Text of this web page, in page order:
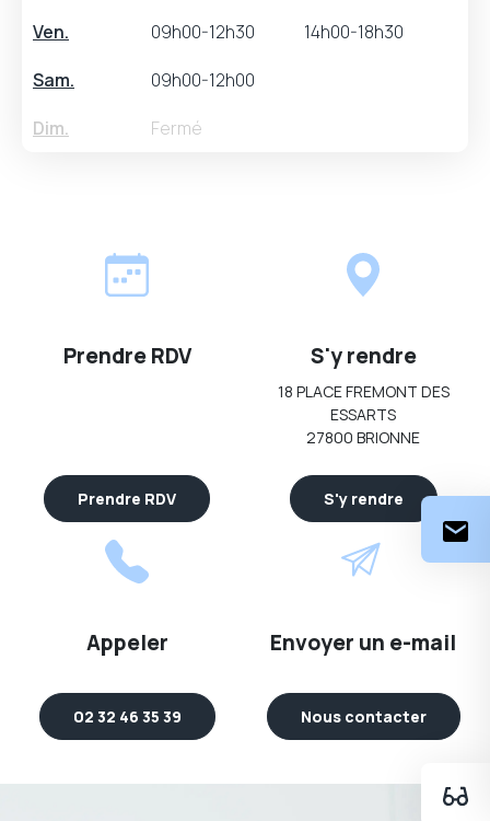
Ven. 09h00-12h30
14h00-18h30
Sam.
09h00-12h00
Dim.
Fermé
Prendre RDV
Prendre RDV
S'y rendre
18 PLACE FREMONT DES
ESSARTS
27800 BRIONNE
S'y rendre
Appeler
02 32 46 35 39
Envoyer un e-mail
Nous contacter